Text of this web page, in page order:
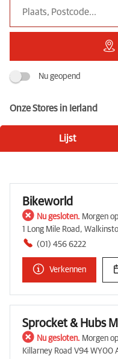
Nu geopend
Onze Stores in Ierland
Lijst
Bikeworld
Nu gesloten. Morgen
1 Long Mile Road,
(01) 456 6222
Verkennen
Sprocket & Hubs
Nu gesloten. Morgen
Killarney Road V94 WY00